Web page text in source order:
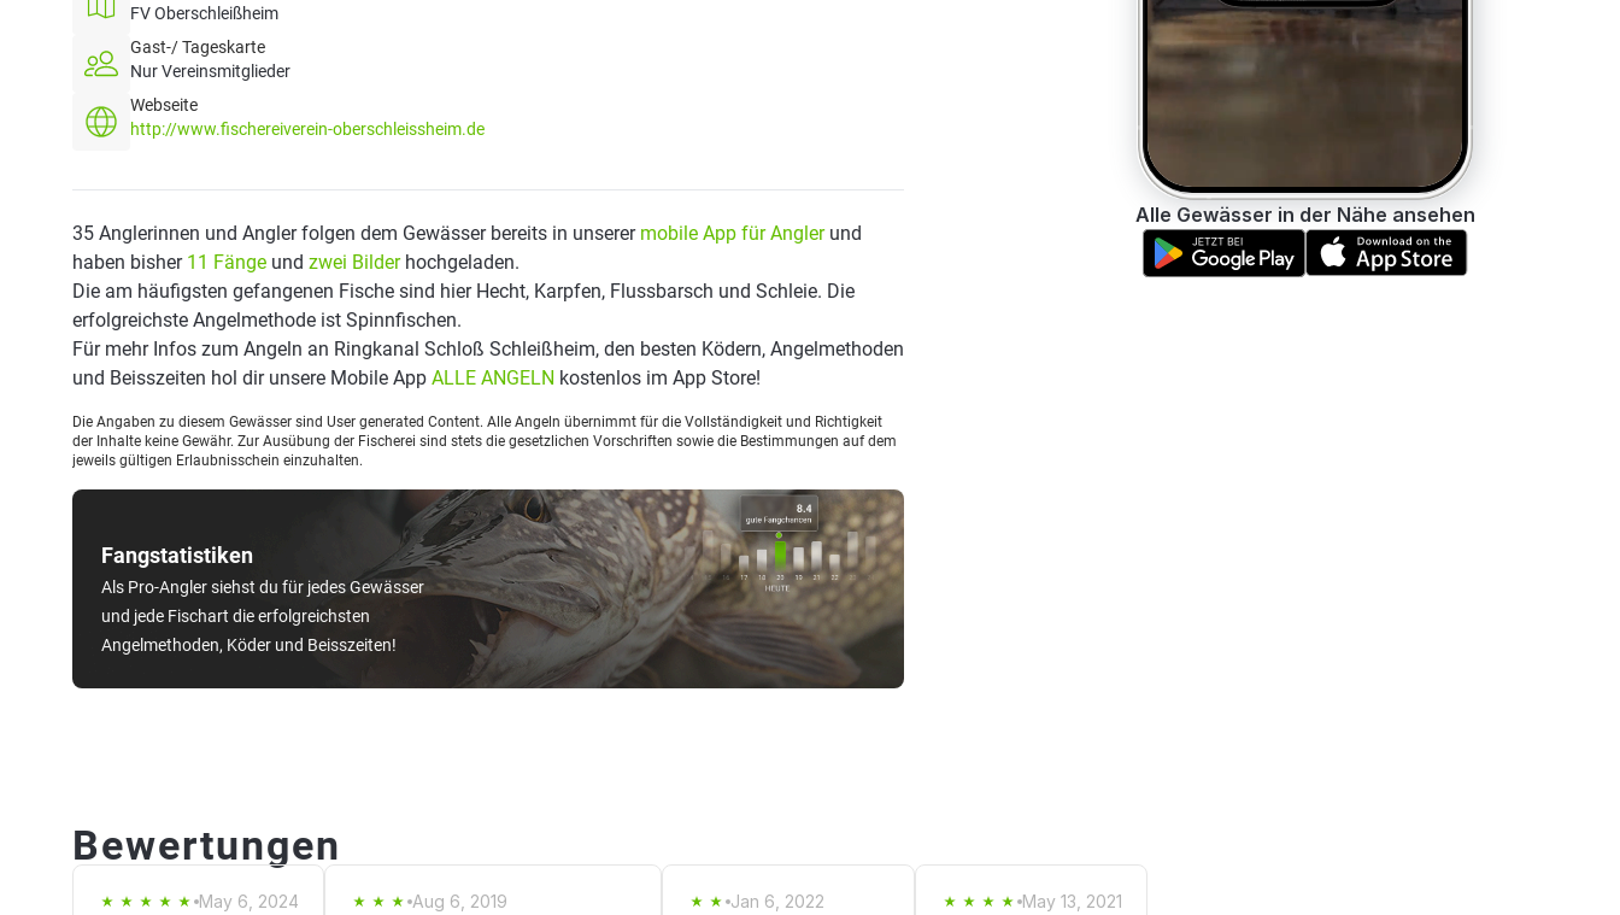
FV Oberschleißheim
Gast-/ Tageskarte
Nur Vereinsmitglieder
Webseite
http://www.fischereiverein-oberschleissheim.de
Fangstatistiken
Als Pro-Angler siehst du für jedes Gewässer
und jede Fischart die erfolgreichsten
Angelmethoden, Köder und Beisszeiten!
35 Anglerinnen und Angler folgen dem Gewässer bereits in unserer mobile App für Anglerund
haben bisher 11 Fänge und zwei Bilderhochgeladen.
Die am häufigsten gefangenen Fische sind hier Hecht, Karpfen, Flussbarsch und Schleie. Die
erfolgreichste Angelmethode ist Spinnfischen.
Für mehr Infos zum Angeln an Ringkanal Schloß Schleißheim, den besten Ködern, Angelmethoden
und Beisszeiten hol dir unsere Mobile App ALLE ANGELN kostenlos im App Store!
Die Angaben zu diesem Gewässer sind User generated Content. Alle Angeln übernimmt für die Vollständigkeit und Richtigkeit
der Inhalte keine Gewähr. Zur Ausübung der Fischerei sind stets die gesetzlichen Vorschriften sowie die Bestimmungen auf dem
jeweils gültigen Erlaubnisschein einzuhalten.
Alle Gewässer in der Nähe ansehen
Bewertungen
May 6, 2024 Aug 6, 2019 Jan 6, 2022 May 13, 2021